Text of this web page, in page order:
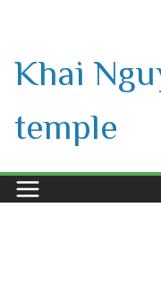
content
Khai
temple